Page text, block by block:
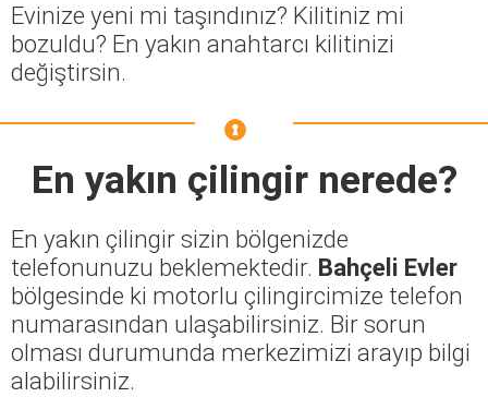
Evinize yeni mi taşındınız? Kilitiniz mi
bozuldu? En yakın anahtarcı kilitinizi
değiştirsin.
En yakın çilingir nerede?
En yakın çilingir sizin bölgenizde
telefonunuzu beklemektedir. Bahçeli Evler
bölgesinde ki motorlu çilingircimize telefon
numarasından ulaşabilirsiniz. Bir sorun
olması durumunda merkezimizi arayıp bilgi
alabilirsiniz.